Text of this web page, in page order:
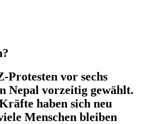
Protesten vor sechs
Nepal vorzeitig gewählt.
haben sich neu
Menschen bleiben